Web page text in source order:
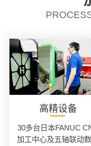
高精设备
30多台日本FANUC
加工中心及五轴联动